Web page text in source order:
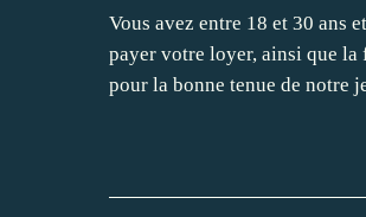
Vous avez entre 18 et 30 ans
payer votre loyer, ainsi que la
pour la bonne tenue de notre